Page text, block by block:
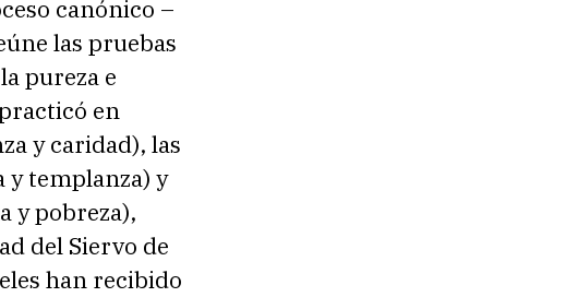
canónico –
las pruebas
pureza e
en
y caridad), las
templanza) y
y pobreza),
del Siervo de
han recibido